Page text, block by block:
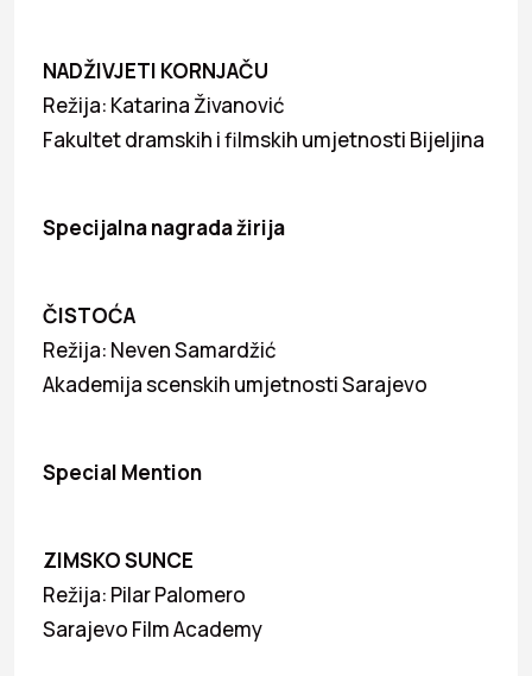
NADŽIVJETI KORNJAČU
Režija: Katarina Živanović
Fakultet dramskih i filmskih umjetnosti Bijeljina
Specijalna nagrada žirija
ČISTOĆA
Režija: Neven Samardžić
Akademija scenskih umjetnosti Sarajevo
Special Mention
ZIMSKO SUNCE
Režija: Pilar Palomero
Sarajevo Film Academy